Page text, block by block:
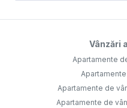
Vânzări
Apartamente
Apartamente de
Apartamente de